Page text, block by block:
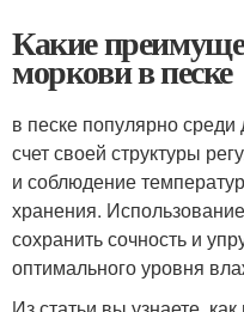
Какие
моркови в песке
в песке популярно
счет своей структуры
и соблюдение
хранения.
сохранить сочность и
оптимального уровня